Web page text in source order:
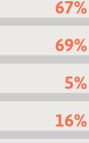
67%
69%
5%
16%